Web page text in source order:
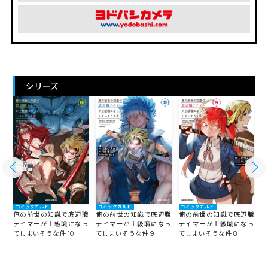
シリーズ
コミックガルド
俺の前世の知識で底辺職
テイマーが上級職になっ
てしまいそうな件 10
コミックガルド
俺の前世の知識で底辺職
テイマーが上級職になっ
てしまいそうな件 9
コミックガルド
俺の前世の知識で底辺職
テイマーが上級職になっ
てしまいそうな件 8